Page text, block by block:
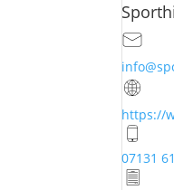
https://
07131